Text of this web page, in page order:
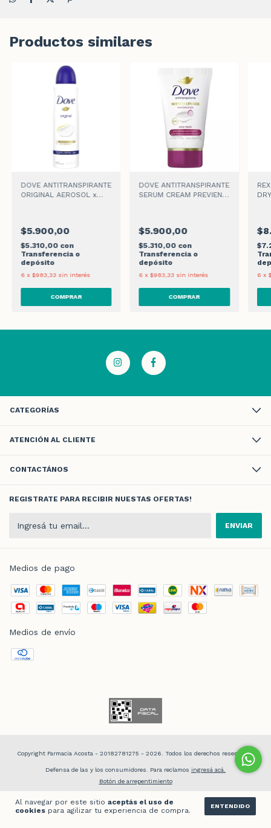
Al navegar por este sitio aceptás el uso de
cookies para agilizar tu experiencia de compra.
ENTENDIDO
Productos similares
DOVE ANTITRANSPIRANTE
ORIGINAL AEROSOL x
$5.900,00
$5.310,00 con
Transferencia o
depósito
6 x $983,33 sin interés
DOVE ANTITRANSPIRANTE
SERUM CREAM PREVIENE
$5.900,00
$5.310,00 con
Transferencia o
depósito
6 x $983,33 sin interés 6 x
CATEGORÍAS
ATENCIÓN AL CLIENTE
CONTACTÁNOS
REGISTRATE PARA RECIBIR NUESTAS OFERTAS!
Medios de pago
Medios de envío
Copyright Farmacia Acosta - 20182781275 - 2026. Todos los derechos reservados.
Defensa de las y los consumidores. Para reclamos ingresá acá.
Botón de arrepentimiento